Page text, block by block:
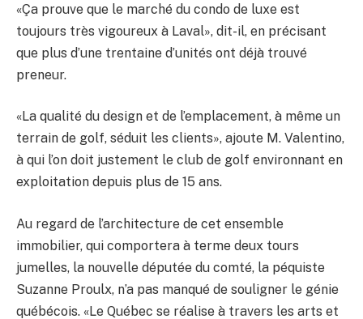
«Ça prouve que le marché du condo de luxe est
toujours très vigoureux à Laval», dit-il, en précisant
que plus d’une trentaine d’unités ont déjà trouvé
preneur.
«La qualité du design et de l’emplacement, à même un
terrain de golf, séduit les clients», ajoute M. Valentino,
à qui l’on doit justement le club de golf environnant en
exploitation depuis plus de 15 ans.
Au regard de l’architecture de cet ensemble
immobilier, qui comportera à terme deux tours
jumelles, la nouvelle députée du comté, la péquiste
Suzanne Proulx, n’a pas manqué de souligner le génie
québécois. «Le Québec se réalise à travers les arts et